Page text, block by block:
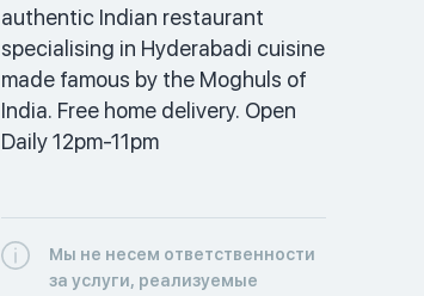
authentic Indian restaurant
specialising in Hyderabadi cuisine
made famous by the Moghuls of
India. Free home delivery. Open
Daily 12pm-11pm
Мы не несем ответственности
за услуги, реализуемые